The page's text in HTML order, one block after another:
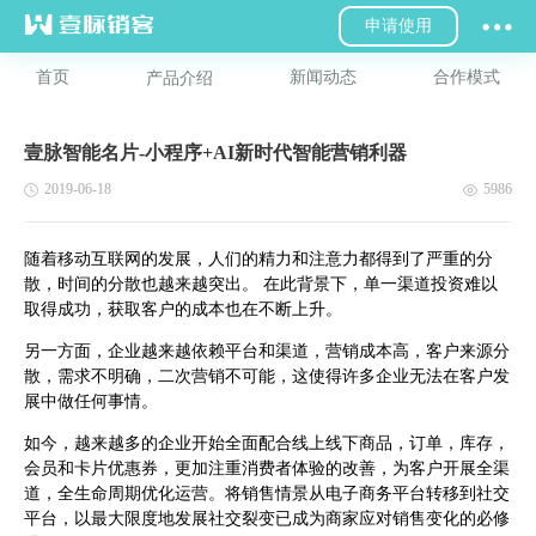
申请使用
首页 产品介绍 新闻动态 合作模式
壹脉智能名片-小程序+AI新时代智能营销利器
2019-06-18 5986
随着移动互联网的发展，人们的精力和注意力都得到了严重的分
散，时间的分散也越来越突出。 在此背景下，单一渠道投资难以
取得成功，获取客户的成本也在不断上升。
另一方面，企业越来越依赖平台和渠道，营销成本高，客户来源分
散，需求不明确，二次营销不可能，这使得许多企业无法在客户发
展中做任何事情。
如今，越来越多的企业开始全面配合线上线下商品，订单，库存，
会员和卡片优惠券，更加注重消费者体验的改善，为客户开展全渠
道，全生命周期优化运营。将销售情景从电子商务平台转移到社交
平台，以最大限度地发展社交裂变已成为商家应对销售变化的必修